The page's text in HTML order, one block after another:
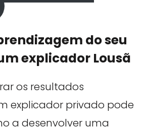
do seu
explicador Lousã
os resultados
explicador privado pode
a desenvolver uma